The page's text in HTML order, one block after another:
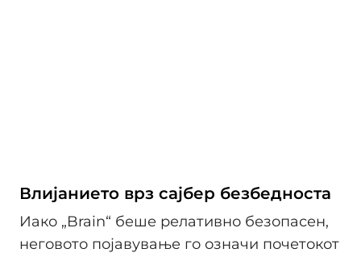
Влијанието врз сајбер безбедноста
Иако „Brain“ беше релативно безопасен,
неговото појавување го означи почетокот